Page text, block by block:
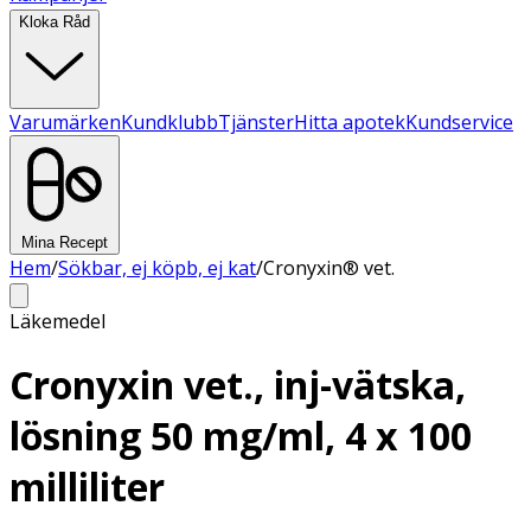
Kloka Råd
VarumärkenKundklubbTjänsterHitta apotekKundservice
Mina Recept
Hem/Sökbar, ej köpb, ej kat/Cronyxin® vet.
Läkemedel
Cronyxin vet., inj-vätska,
lösning 50 mg/ml, 4 x 100
milliliter